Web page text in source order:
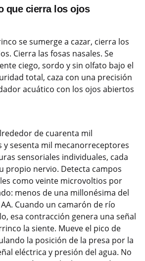
que cierra los ojos
se sumerge a cazar, cierra los
Cierra las fosas nasales. Se
ciego, sordo y sin olfato bajo el
total, caza con una precisión
acuático con los ojos abiertos
de cuarenta mil
sesenta mil mecanorreceptores
sensoriales individuales, cada
propio nervio. Detecta campos
como veinte microvoltios por
menos de una millonésima del
Cuando un camarón de río
esa contracción genera una señal
la siente. Mueve el pico de
la posición de la presa por la
eléctrica y presión del agua. No